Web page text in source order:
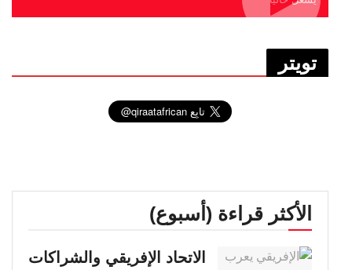
تويتر
الأكثر قراءة (أسبوع)
الاتحاد الإفريقي والشراكات